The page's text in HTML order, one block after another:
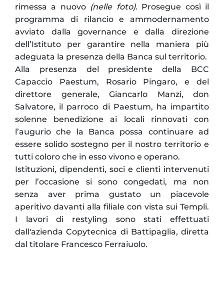
rimessa a nuovo (nelle foto). Prosegue così il
programma di rilancio e ammodernamento
avviato dalla governance e dalla direzione
dell’Istituto per garantire nella maniera più
adeguata la presenza della Banca sul territorio.
Alla presenza del presidente della BCC
Capaccio Paestum, Rosario Pingaro, e del
direttore generale, Giancarlo Manzi, don
Salvatore, il parroco di Paestum, ha impartito
solenne benedizione ai locali rinnovati con
l’augurio che la Banca possa continuare ad
essere solido sostegno per il nostro territorio e
tutti coloro che in esso vivono e operano.
Istituzioni, dipendenti, soci e clienti intervenuti
per l’occasione si sono congedati, ma non
senza aver prima gustato un piacevole
aperitivo davanti alla filiale con vista sui Templi.
I lavori di restyling sono stati effettuati
dall'azienda Copytecnica di Battipaglia, diretta
dal titolare Francesco Ferraiuolo.